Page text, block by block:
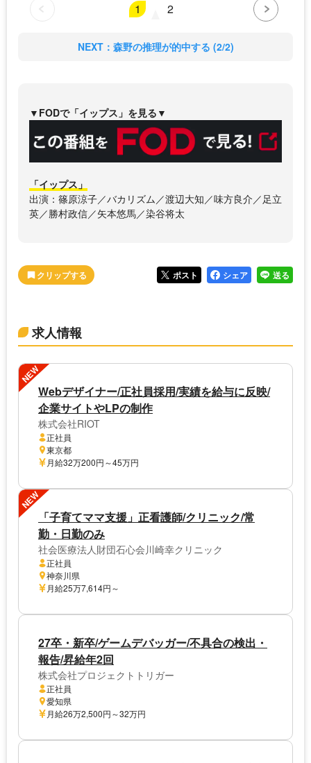
1 2
NEXT：森野の推理が的中する (2/2)
▼FODで「イップス」を見る▼
「イップス」
出演：篠原涼子／バカリズム／渡辺大知／味方良介／足立
英／勝村政信／矢本悠馬／染谷将太
ポスト シェア 送る
求人情報
NEW
Webデザイナー/正社員採用/実績を給与に反映/
企業サイトやLPの制作
株式会社RIOT
正社員
東京都
月給32万200円～45万円
NEW
「子育てママ支援」正看護師/クリニック/常
勤・日勤のみ
社会医療法人財団石心会川崎幸クリニック
正社員
神奈川県
月給25万7,614円～
27卒・新卒/ゲームデバッガー/不具合の検出・
報告/昇給年2回
株式会社プロジェクトトリガー
正社員
愛知県
月給26万2,500円～32万円